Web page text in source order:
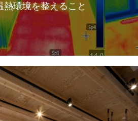
熱環境を整えること